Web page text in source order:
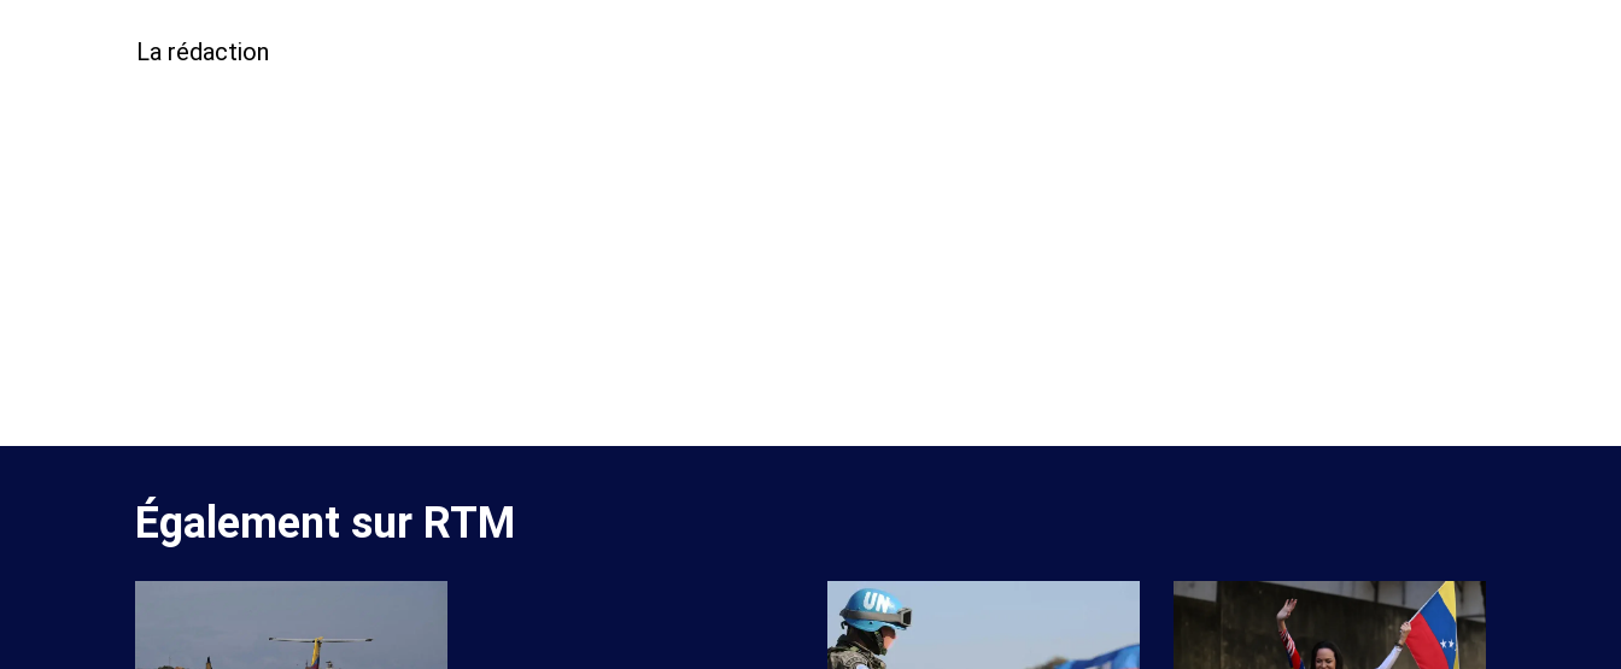
La rédaction
Également sur RTM